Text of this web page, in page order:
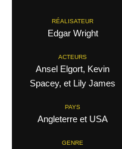
RÉALISATEUR
Edgar Wright
ACTEURS
Ansel Elgort, Kevin
Spacey, et Lily James
PAYS
Angleterre et USA
GENRE